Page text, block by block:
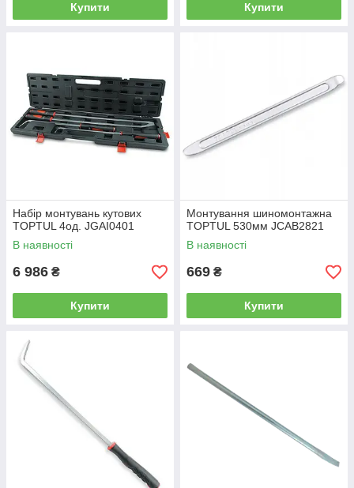
Купити Купити
Набір монтувань кутових
TOPTUL 4од. JGAI0401
В наявності
6 986 ₴
Купити
Монтування шиномонтажна
TOPTUL 530мм JCAB2821
В наявності
669 ₴
Купити